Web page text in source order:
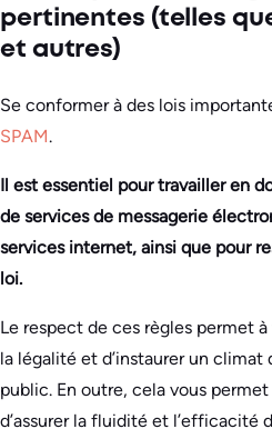
pertinentes (telles que
et autres)
Se conformer à des lois
SPAM.
Il est essentiel pour travailler en
de services de messagerie
services internet, ainsi que pour
loi.
Le respect de ces règles permet
la légalité et d’instaurer un
public. En outre, cela vous
d’assurer la fluidité et l’efficacité